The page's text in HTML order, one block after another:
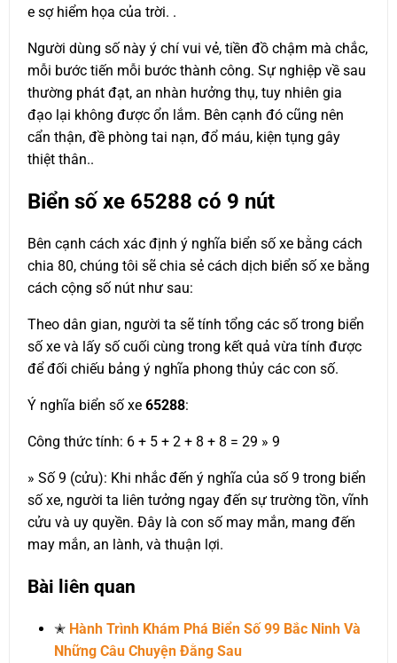
e sợ hiểm họa của trời. .
Người dùng số này ý chí vui vẻ, tiền đồ chậm mà chắc,
mỗi bước tiến mỗi bước thành công. Sự nghiệp về sau
thường phát đạt, an nhàn hưởng thụ, tuy nhiên gia
đạo lại không được ổn lắm. Bên cạnh đó cũng nên
cẩn thận, đề phòng tai nạn, đổ máu, kiện tụng gây
thiệt thân..
Biển số xe 65288 có 9 nút
Bên cạnh cách xác định ý nghĩa biển số xe bằng cách
chia 80, chúng tôi sẽ chia sẻ cách dịch biển số xe bằng
cách cộng số nút như sau:
Theo dân gian, người ta sẽ tính tổng các số trong biển
số xe và lấy số cuối cùng trong kết quả vừa tính được
để đối chiếu bảng ý nghĩa phong thủy các con số.
Ý nghĩa biển số xe 65288:
Công thức tính: 6 + 5 + 2 + 8 + 8 = 29 » 9
» Số 9 (cửu): Khi nhắc đến ý nghĩa của số 9 trong biển
số xe, người ta liên tưởng ngay đến sự trường tồn, vĩnh
cửu và uy quyền. Đây là con số may mắn, mang đến
may mắn, an lành, và thuận lợi.
Bài liên quan
✭ Hành Trình Khám Phá Biển Số 99 Bắc Ninh Và
Những Câu Chuyện Đằng Sau